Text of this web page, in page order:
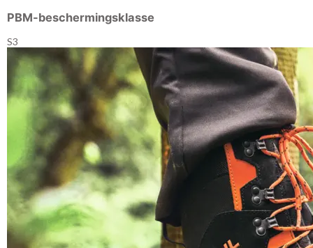
PBM-beschermingsklasse
S3